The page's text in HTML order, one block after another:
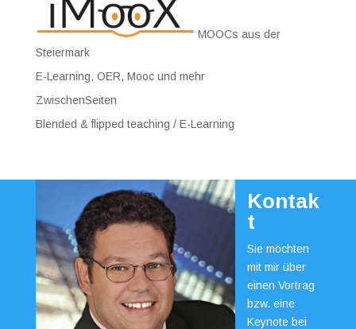
MOOCs aus der
Steiermark
E-Learning, OER, Mooc und mehr
ZwischenSeiten
Blended & flipped teaching / E-Learning
Kontak
t
Sie möchten
mit mir über
einen Vortrag
bzw. eine
Keynote bei